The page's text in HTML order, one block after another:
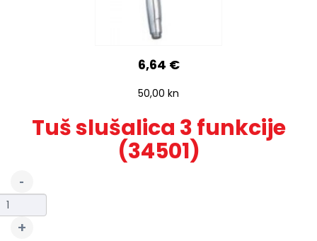
6,64 €
50,00 kn
Tuš slušalica 3 funkcije
(34501)